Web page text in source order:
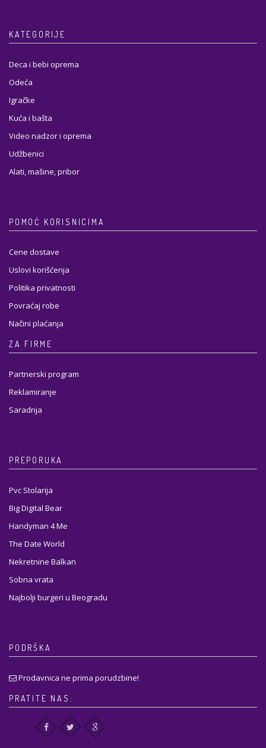
KATEGORIJE
Deca i bebi oprema
Odeća
Igračke
Kuća i bašta
Video nadzor i oprema
Udžbenici
Alati, mašine, pribor
POMOĆ KORISNICIMA
Cene dostave
Uslovi korišćenja
Politika privatnosti
Povraćaj robe
Načini plaćanja
ZA FIRME
Partnerski program
Reklamiranje
Saradnja
PREPORUKA
Pvc Stolarija
Big Digital Bear
Handyman 4 Me
The Date World
Nekretnine Balkan
Sobna vrata
Najbolji burgeri u Beogradu
PODRŠKA
Prodavnica ne prima porudzbine!
PRATITE NAS: